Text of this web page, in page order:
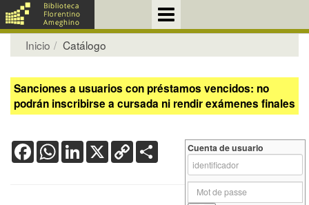
Inicio Catálogo
Sanciones a usuarios con préstamos vencidos: no
podrán inscribirse a cursada ni rendir exámenes finales
FacebookWhatsApp
LinkedIn
X Copy
Link
Cuenta de usuario